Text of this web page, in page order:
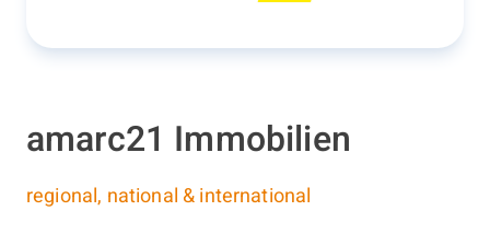
amarc21 Immobilien
regional, national & international